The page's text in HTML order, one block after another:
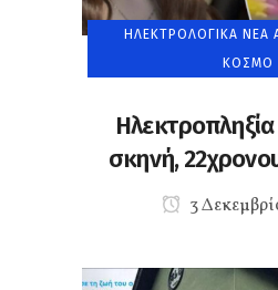
ΗΛΕΚΤΡΟΛΟΓΙΚΆ
ΚΌΣΜΟ
σκηνή,
3